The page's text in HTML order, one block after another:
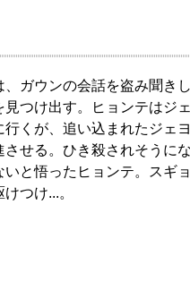
、ガウンの会話を盗み聞き
見つけ出す。ヒョンテはジ
行くが、追い込まれたジェ
させる。ひき殺されそうに
いと悟ったヒョンテ。スギ
つけ...。